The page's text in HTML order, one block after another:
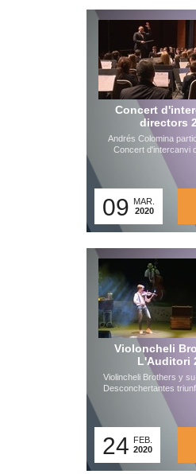
Concert
directors
Andrés Colomina
Concert d'intercanvi
09 MAR.
2020
Violoncheli
L'Auditori
Violincheli Brothers y
Desconchertantes
24 FEB.
2020